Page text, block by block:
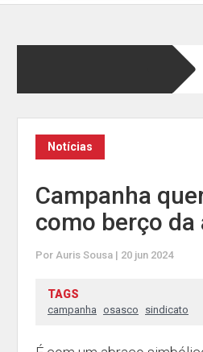
Notícias
Campanha
como berço da
Por Auris Sousa | 20 jun 2024
TAGS
campanha osasco sindicato